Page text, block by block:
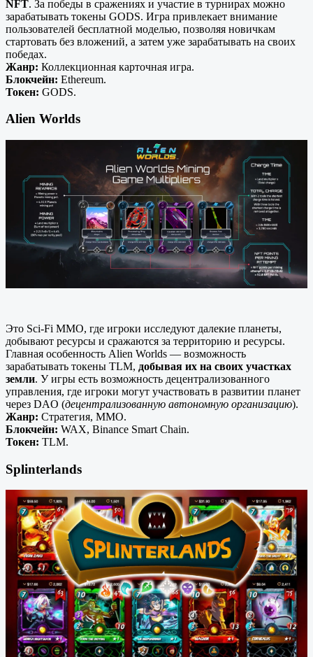
NFT. За победы в сражениях и участие в турнирах можно
зарабатывать токены GODS. Игра привлекает внимание
пользователей бесплатной моделью, позволяя новичкам
стартовать без вложений, а затем уже зарабатывать на своих
победах.
Жанр: Коллекционная карточная игра.
Блокчейн: Ethereum.
Токен: GODS.
Alien Worlds
Это Sci-Fi MMO, где игроки исследуют далекие планеты,
добывают ресурсы и сражаются за территорию и ресурсы.
Главная особенность Alien Worlds — возможность
зарабатывать токены TLM, добывая их на своих участках
земли. У игры есть возможность децентрализованного
управления, где игроки могут участвовать в развитии планет
через DAO (децентрализованную автономную организацию).
Жанр: Стратегия, MMO.
Блокчейн: WAX, Binance Smart Chain.
Токен: TLM.
Splinterlands